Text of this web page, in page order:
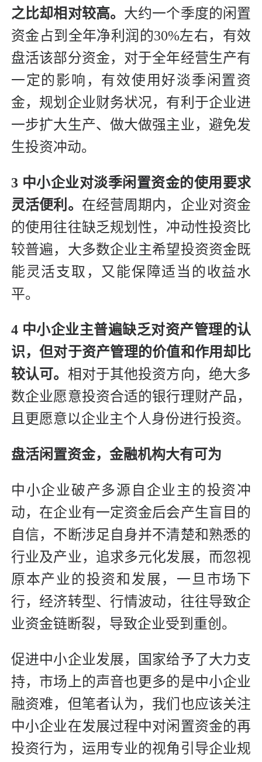
之比却相对较高。 大约一个季度的闲置
资金占到全年净利润的30%左右，有效
盘活该部分资金，对于全年经营生产有
一定的影响，有效使用好淡季闲置资
金，规划企业财务状况，有利于企业进
一步扩大生产、做大做强主业，避免发
生投资冲动。
3 中小企业对淡季闲置资金的使用要求
灵活便利。 在经营周期内，企业对资金
的使用往往缺乏规划性，冲动性投资比
较普遍，大多数企业主希望投资资金既
能灵活支取，又能保障适当的收益水
平。
4 中小企业主普遍缺乏对资产管理的认
识，但对于资产管理的价值和作用却比
较认可。 相对于其他投资方向，绝大多
数企业愿意投资合适的银行理财产品，
且更愿意以企业主个人身份进行投资。
盘活闲置资金，金融机构大有可为
中小企业破产多源自企业主的投资冲
动，在企业有一定资金后会产生盲目的
自信，不断涉足自身并不清楚和熟悉的
行业及产业，追求多元化发展，而忽视
原本产业的投资和发展，一旦市场下
行，经济转型、行情波动，往往导致企
业资金链断裂，导致企业受到重创。
促进中小企业发展，国家给予了大力支
持，市场上的声音也更多的是中小企业
融资难，但笔者认为，我们也应该关注
中小企业在发展过程中对闲置资金的再
投资行为，运用专业的视角引导企业规